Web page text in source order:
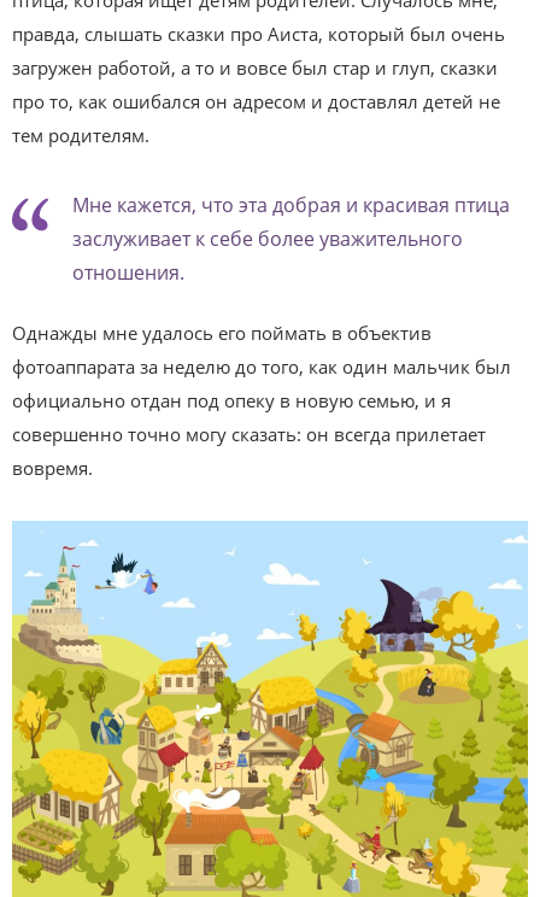
правда, слышать сказки про Аиста, который был очень
загружен работой, а то и вовсе был стар и глуп, сказки
про то, как ошибался он адресом и доставлял детей не
тем родителям.
Мне кажется, что эта добрая и красивая птица
заслуживает к себе более уважительного
отношения.
Однажды мне удалось его поймать в объектив
фотоаппарата за неделю до того, как один мальчик был
официально отдан под опеку в новую семью, и я
совершенно точно могу сказать: он всегда прилетает
вовремя.